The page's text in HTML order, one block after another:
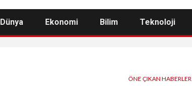
Dünya Ekonomi Bilim Teknoloji
ÖNE ÇIKAN HABERLER